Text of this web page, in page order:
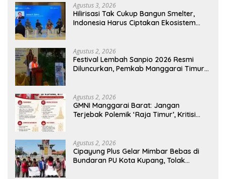
Agustus 3, 2026
Hilirisasi Tak Cukup Bangun Smelter,
Indonesia Harus Ciptakan Ekosistem
Agustus 2, 2026
Festival Lembah Sanpio 2026 Resmi
Diluncurkan, Pemkab Manggarai Timur
Agustus 2, 2026
GMNI Manggarai Barat: Jangan
Terjebak Polemik ‘Raja Timur’, Kritisi
Agustus 2, 2026
Cipayung Plus Gelar Mimbar Bebas di
Bundaran PU Kota Kupang, Tolak